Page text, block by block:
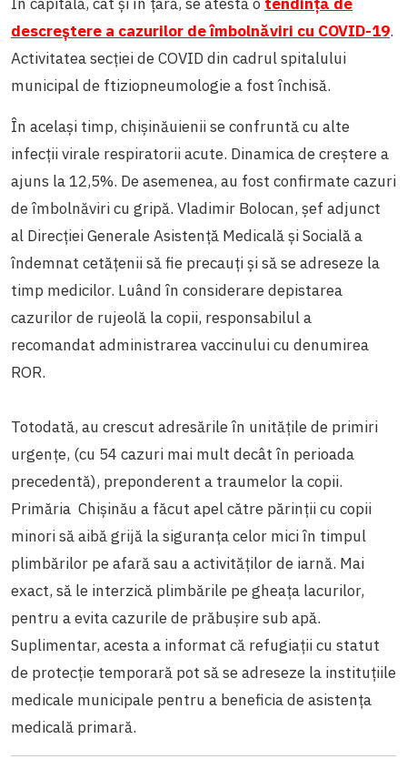
descreștere a cazurilor de îmbolnăviri cu COVID-19.
Activitatea secției de COVID din cadrul spitalului
municipal de ftiziopneumologie a fost închisă.
În același timp, chișinăuienii se confruntă cu alte
infecții virale respiratorii acute. Dinamica de creștere a
ajuns la 12,5%. De asemenea, au fost confirmate cazuri
de îmbolnăviri cu gripă. Vladimir Bolocan, șef adjunct
al Direcției Generale Asistență Medicală și Socială a
îndemnat cetățenii să fie precauți și să se adreseze la
timp medicilor. Luând în considerare depistarea
cazurilor de rujeolă la copii, responsabilul a
recomandat administrarea vaccinului cu denumirea
ROR.
Totodată, au crescut adresările în unitățile de primiri
urgențe, (cu 54 cazuri mai mult decât în perioada
precedentă), preponderent a traumelor la copii.
Primăria Chișinău a făcut apel către părinții cu copii
minori să aibă grijă la siguranța celor mici în timpul
plimbărilor pe afară sau a activităților de iarnă. Mai
exact, să le interzică plimbările pe gheața lacurilor,
pentru a evita cazurile de prăbușire sub apă.
Suplimentar, acesta a informat că refugiații cu statut
de protecție temporară pot să se adreseze la instituțiile
medicale municipale pentru a beneficia de asistența
medicală primară.